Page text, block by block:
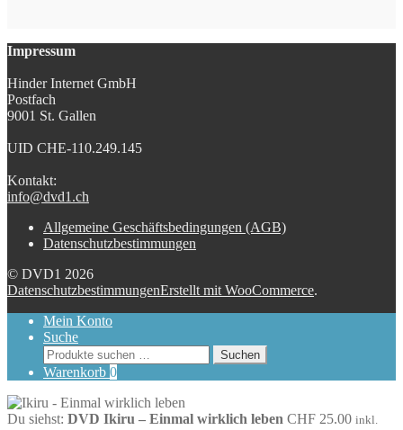
Impressum
Hinder Internet GmbH
Postfach
9001 St. Gallen
UID CHE-110.249.145
Kontakt:
info@dvd1.ch
Allgemeine Geschäftsbedingungen (AGB)
Datenschutzbestimmungen
© DVD1 2026
DatenschutzbestimmungenErstellt mit WooCommerce.
Mein Konto
Suche
Suchen
nach:
Suchen
Warenkorb 0
Du siehst: DVD Ikiru – Einmal wirklich leben CHF 25.00 inkl.